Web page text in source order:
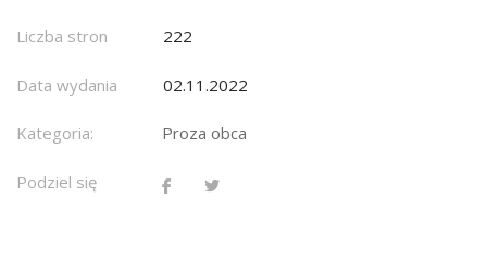
Liczba stron 222
Data wydania 02.11.2022
Kategoria: Proza obca
Podziel się